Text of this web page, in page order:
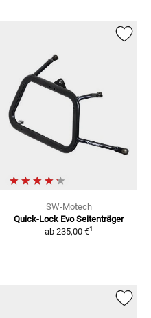
SW-Motech
Quick-Lock Evo Seitenträger
ab 235,00 €1